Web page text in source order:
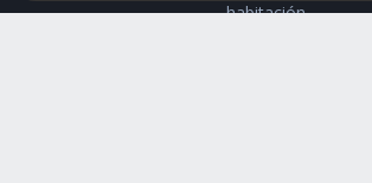
habitación